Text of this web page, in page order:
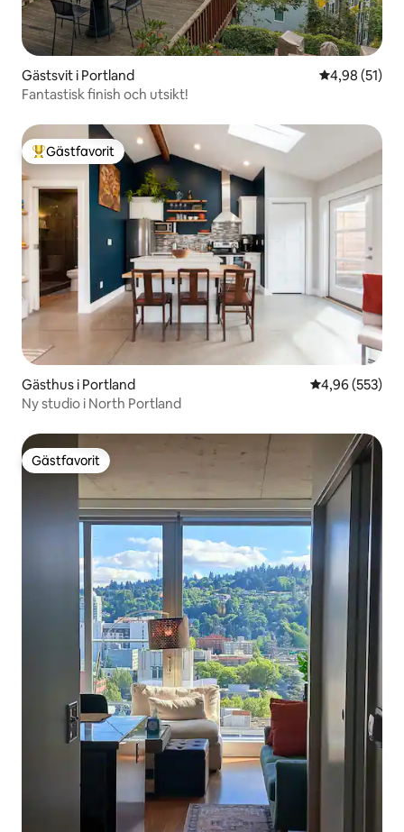
Gästsvit i Portland 4,98 av 5 i
4,98 (51)
Fantastisk finish och utsikt!
Populär gästfavorit
Gästfavorit
Gästhus i Portland 4,96 av 5 i
4,96 (553)
Ny studio i North Portland
Gästfavorit
Gästfavorit